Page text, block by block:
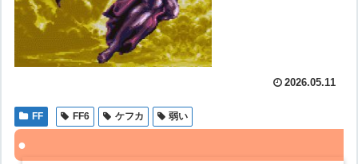
2026.05.11
FF FF6 ケフカ 弱い